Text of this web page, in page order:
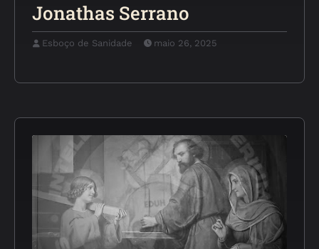
Jonathas Serrano
Esboço de Sanidade maio 26, 2025